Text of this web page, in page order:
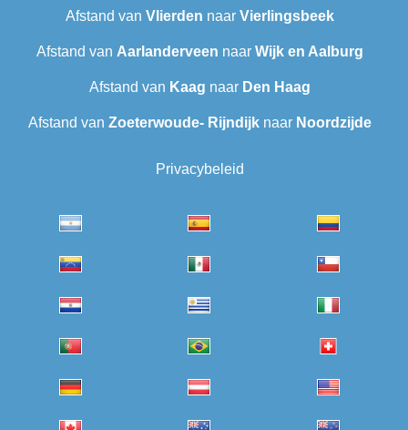
Afstand van Vlierden naar Vierlingsbeek
Afstand van Aarlanderveen naar Wijk en Aalburg
Afstand van Kaag naar Den Haag
Afstand van Zoeterwoude- Rijndijknaar Noordzijde
Privacybeleid